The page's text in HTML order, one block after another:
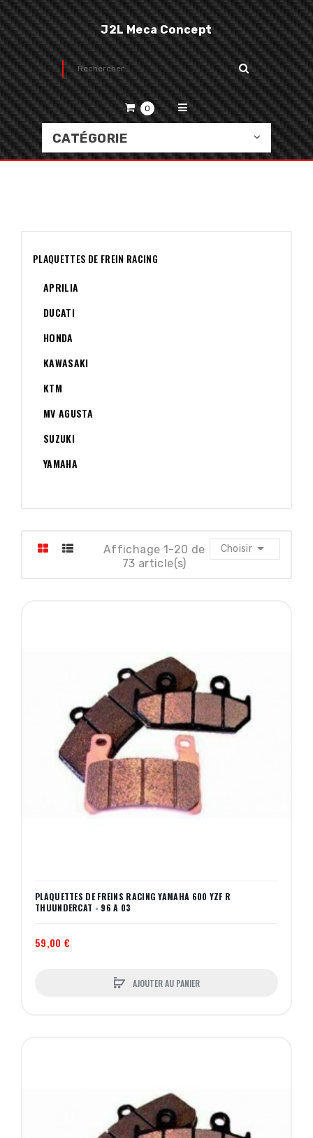
J2L Meca Concept
0
CATÉGORIE
PLAQUETTES DE FREIN RACING
APRILIA
DUCATI
HONDA
KAWASAKI
KTM
MV AGUSTA
SUZUKI
YAMAHA
Choisir 
Affichage 1-20 de
73 article(s)
PLAQUETTES DE FREINS RACING YAMAHA 600 YZF R
THUUNDERCAT - 96 A 03
59,00 €
AJOUTER AU PANIER